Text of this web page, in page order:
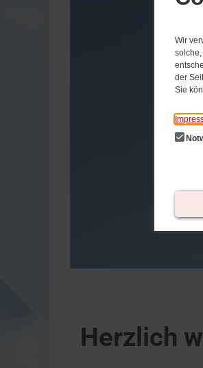
Wir
der
Sie
Herzlich